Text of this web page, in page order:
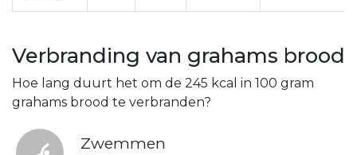
Verbranding van grahams brood
Hoe lang duurt het om de 245 kcal in 100 gram
grahams brood te verbranden?
Zwemmen